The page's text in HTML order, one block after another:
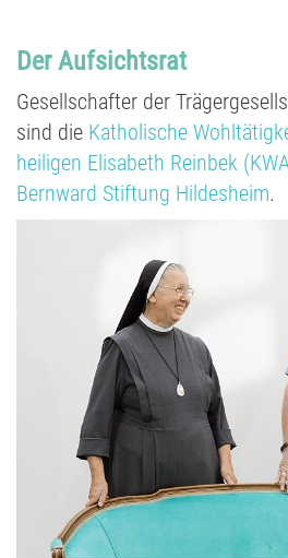
Der Aufsichtsrat
Gesellschafter der
sind die Katholische
heiligen Elisabeth Reinbek
Bernward Stiftung Hildesheim.